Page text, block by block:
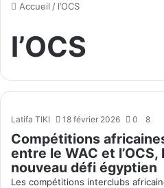
Accueil / l’OCS
l’OCS
Latifa TIKI 18 février 2026 0 8
Compétitions
entre le WAC et l’OCS,
nouveau défi égyptien
Les compétitions interclubs